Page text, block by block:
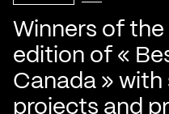
Winners of
edition of «
Canada » with
projects and